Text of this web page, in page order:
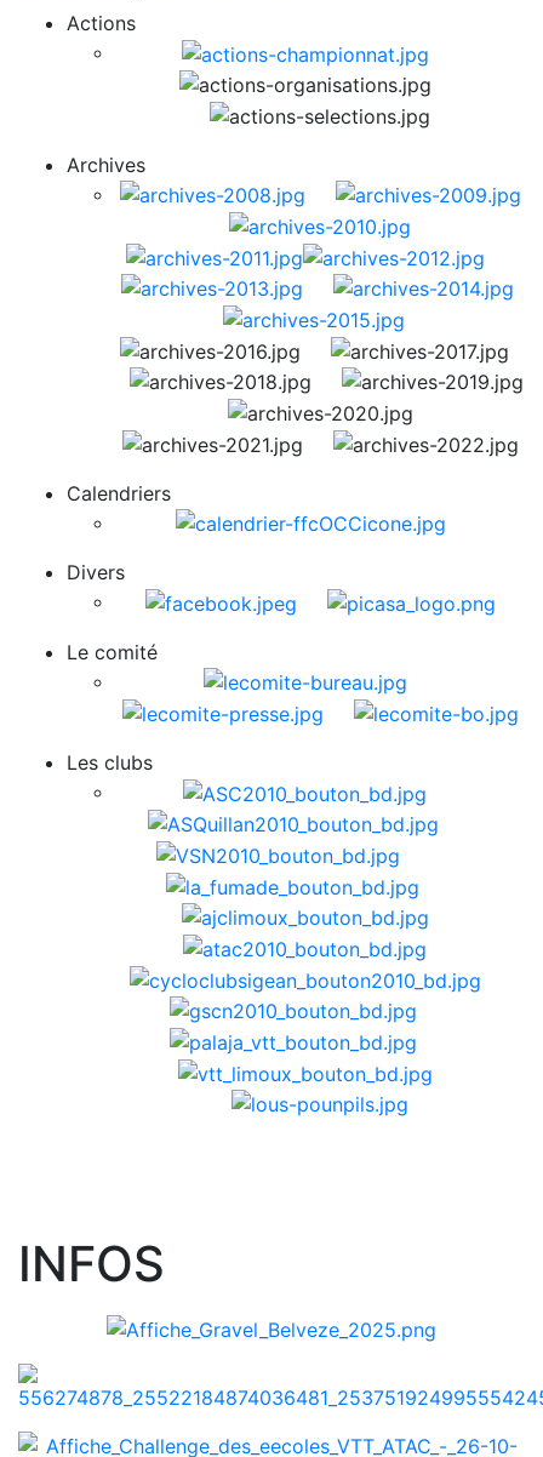
Actions
Archives
Calendriers
Divers
Le comité
Les clubs
INFOS